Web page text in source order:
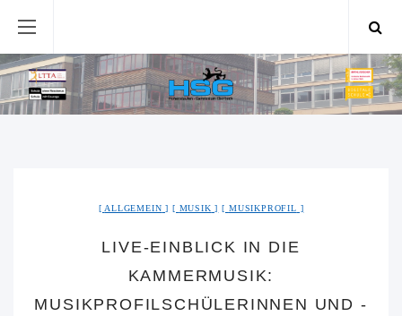
ALLGEMEIN MUSIK MUSIKPROFIL
LIVE-EINBLICK IN DIE
KAMMERMUSIK:
MUSIKPROFILSCHÜLERINNEN UND -